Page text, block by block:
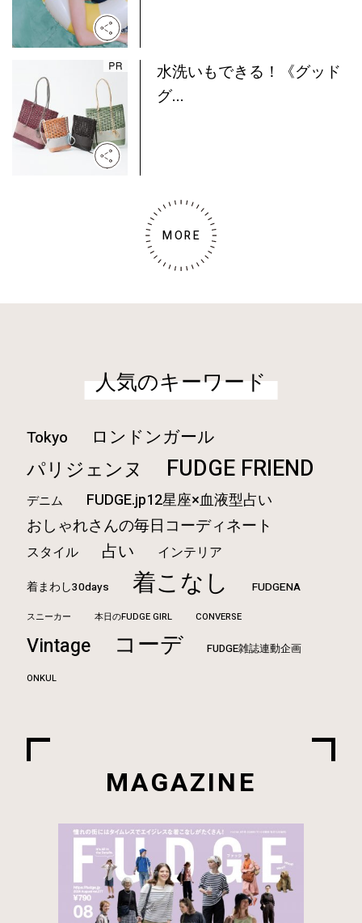
水洗いもできる！《グッド
グ...
MORE
人気のキーワード
Tokyo ロンドンガール
パリジェンヌ FUDGE FRIEND
デニム FUDGE.jp12星座×血液型占い
おしゃれさんの毎日コーディネート
スタイル 占い インテリア
着まわし30days 着こなし FUDGENA
スニーカー 本日のFUDGE GIRL CONVERSE
Vintage コーデ FUDGE雑誌連動企画
ONKUL
MAGAZINE